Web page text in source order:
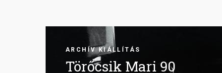
ARCHÍV KIÁLLÍTÁS
Törőcsik Mari 90